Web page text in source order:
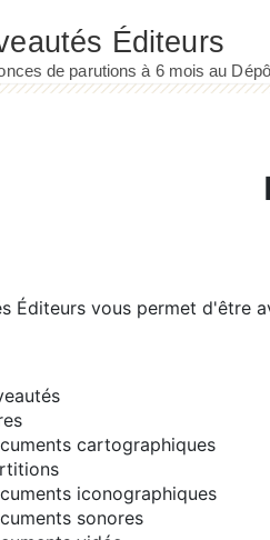
Éditeurs vous permet d'être
cartographiques
iconographiques
sonores